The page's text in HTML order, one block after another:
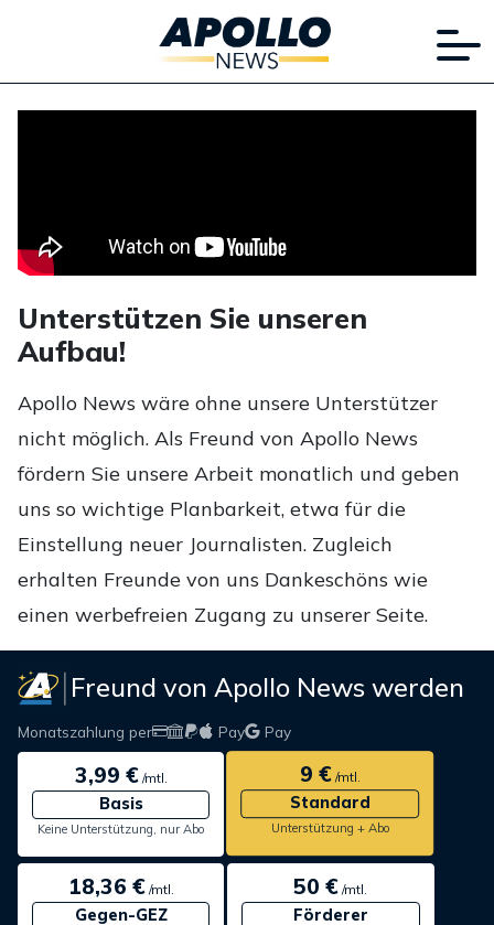
Unterstützen Sie unseren
Aufbau!
Apollo News wäre ohne unsere Unterstützer
nicht möglich. Als Freund von Apollo News
fördern Sie unsere Arbeit monatlich und geben
uns so wichtige Planbarkeit, etwa für die
Einstellung neuer Journalisten. Zugleich
erhalten Freunde von uns Dankeschöns wie
einen werbefreien Zugang zu unserer Seite.
Freund von Apollo News werden
Monatszahlung per Pay Pay
3,99 €/mtl.
Basis
Keine Unterstützung, nur Abo
9 €/mtl.
Standard
Unterstützung + Abo
18,36 €/mtl.
Gegen-GEZ
50 € /mtl.
Förderer